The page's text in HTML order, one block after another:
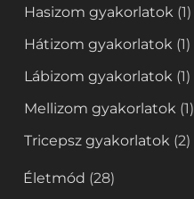
Hasizom gyakorlatok (1)
Hátizom gyakorlatok (1)
Lábizom gyakorlatok (1)
Mellizom gyakorlatok (1)
Tricepsz gyakorlatok (2)
Életmód (28)